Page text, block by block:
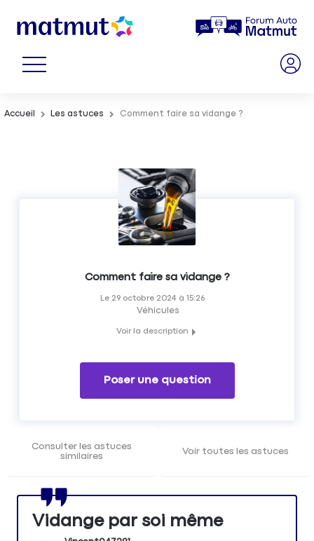
Accueil Les astuces Comment faire sa vidange ?
Comment faire sa vidange ?
Le 29 octobre 2024 à 15:26
Véhicules
Voir la description
Poser une question
Consulter les astuces
similaires
Voir toutes les astuces
Vidange par soi même